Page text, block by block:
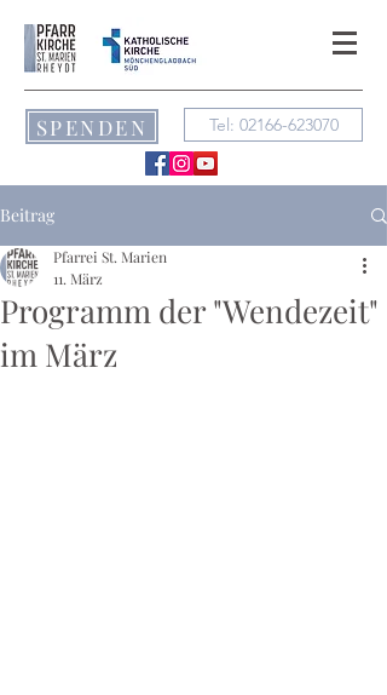
SPENDEN Tel: 02166-623070
Beitrag
Programm der "Wendezeit"
im März
Pfarrei St. Marien
11. März